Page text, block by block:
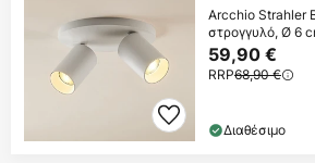
Arcchio Strahler
στρογγυλό, Ø 6
59,90 €
RRP68,90 €
Διαθέσιμο